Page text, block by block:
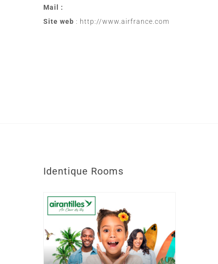
Mail :
Site web : http://www.airfrance.com
Identique Rooms